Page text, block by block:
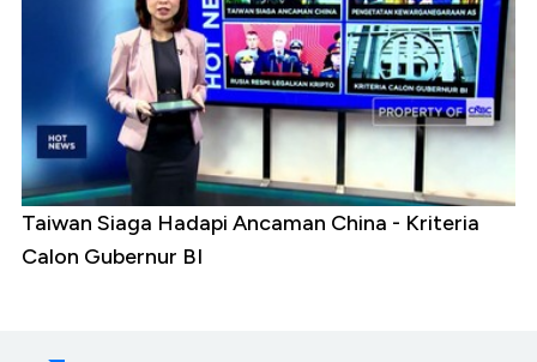
Taiwan Siaga Hadapi Ancaman China - Kriteria
Calon Gubernur BI